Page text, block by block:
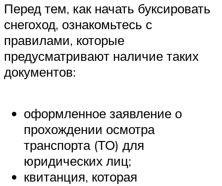
Перед тем, как начать буксировать
снегоход, ознакомьтесь с
правилами, которые
предусматривают наличие таких
документов:
оформленное заявление о
прохождении осмотра
транспорта (ТО) для
юридических лиц;
квитанция, которая